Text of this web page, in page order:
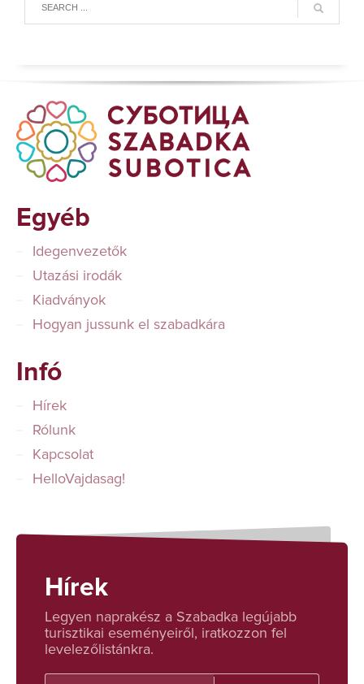
Egyéb
Idegenvezetők
Utazási irodák
Kiadványok
Hogyan jussunk el szabadkára
Infó
Hírek
Rólunk
Kapcsolat
HelloVajdasag!
Hírek
Legyen naprakész a Szabadka legújabb
turisztikai eseményeiről, iratkozzon fel
levelezőlistánkra.